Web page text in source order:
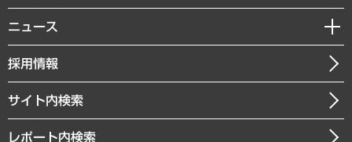
共生・ダイバーシティ
GRC（ガバナンス・リスク・コンプライアンス）・防災（政策）
経済・産業・雇用・労働
まちづくり・観光・交通・スポーツ・スマートシティ
経営用語集
受託・受注実績（官公庁関連）
メディア掲載・出演
MUFGビジネスセミナー
受託案件情報
私たちの想い
社長メッセージ
会社概要
沿革
ニュース
ニュースリリース
お知らせ
採用情報
サイト内検索
レポート内検索